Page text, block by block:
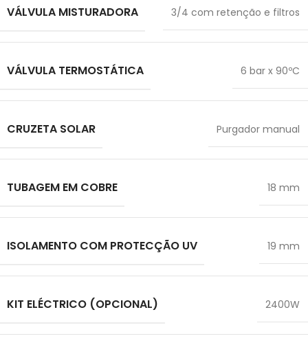
VÁLVULA MISTURADORA 3/4 com retenção e filtros
VÁLVULA TERMOSTÁTICA 6 bar x 90ºC
CRUZETA SOLAR Purgador manual
TUBAGEM EM COBRE 18 mm
ISOLAMENTO COM PROTECÇÃO UV 19 mm
KIT ELÉCTRICO (OPCIONAL) 2400W